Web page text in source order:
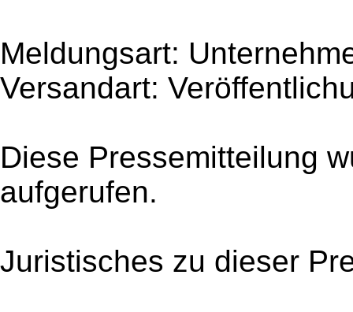
Meldungsart:
Versandart:
Diese Pressemitteilung
aufgerufen.
Juristisches zu dieser